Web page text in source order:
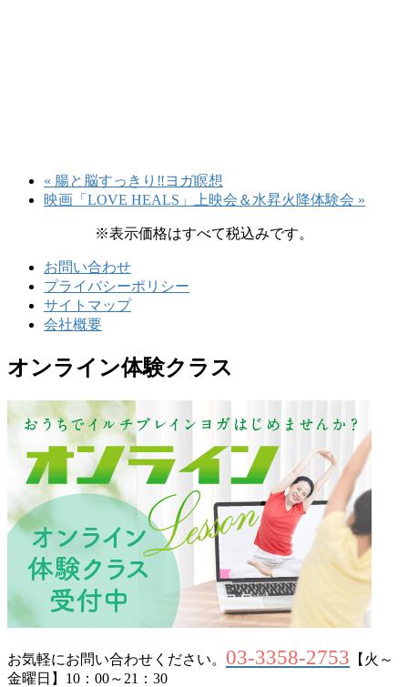
« 腸と脳すっきり‼ヨガ瞑想
映画「LOVE HEALS」上映会＆水昇火降体験会 »
※表示価格はすべて税込みです。
お問い合わせ
プライバシーポリシー
サイトマップ
会社概要
オンライン体験クラス
お気軽にお問い合わせください。 03-3358-2753 【火～
金曜日】10：00～21：30